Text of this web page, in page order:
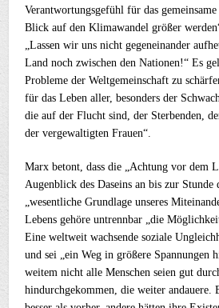
Verantwortungsgefühl für das
Blick auf den Klimawandel größer
„Lassen wir uns nicht gegeneinander
Land noch zwischen den Nationen!“ Es
Probleme der Weltgemeinschaft zu
für das Leben aller, besonders der
die auf der Flucht sind, der Sterbenden,
der vergewaltigten Frauen“.
Marx betont, dass die „Achtung vor dem
Augenblick des Daseins an bis zur Stunde
„wesentliche Grundlage unseres
Lebens gehöre untrennbar „die
Eine weltweit wachsende soziale
und sei „ein Weg in größere Spannungen
weitem nicht alle Menschen seien gut
hindurchgekommen, die weiter andauere.